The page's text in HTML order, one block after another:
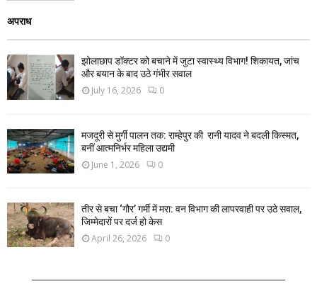
अपराध
झोलाछाप डॉक्टर को बचाने में जुटा स्वास्थ्य विभाग! शिकायत, जांच
और बयान के बाद उठे गंभीर सवाल
July 16, 2026 0
मजदूरी से मुर्गी पालन तक: राम्हेपुर की रानी यादव ने बदली किस्मत,
बनीं आत्मनिर्भर महिला उद्यमी
June 1, 2026 0
तीर से बचा ‘गौर’ गर्मी में मरा: वन विभाग की लापरवाही पर उठे सवाल,
जिम्मेदारों पर दर्ज हो केस
April 26, 2026 0